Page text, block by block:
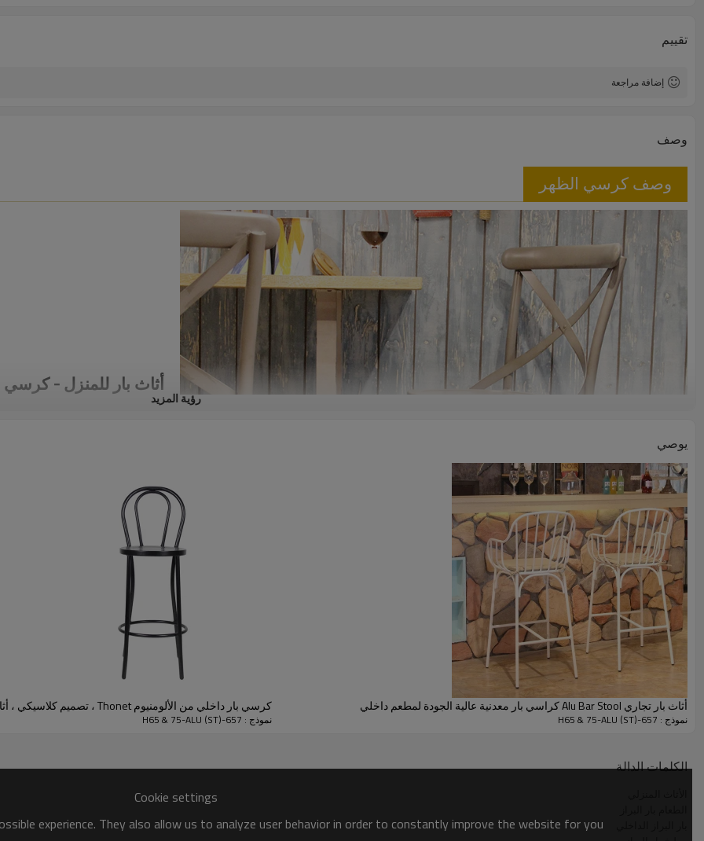
تقييم
إضافة مراجعة
وصف
وصف كرسي الظهر
أثاث بار للمنزل -
●ألومنيوم / فولاذ متين
كلا في الهواء الطلق / داخلي
مقاومة الطقس
75 سم ارتفاع المقعد
رؤية المزيد
يوصي
أثاث بار تجاري Alu Bar Stool كراسي بار معدنية عالية الجودة لمطعم داخلي
نموذج : 657-H65 & 75-ALU (ST)
كرسي بار داخلي من الألومنيوم Thonet ، تصميم كلاسيكي ، أثاث الشرفة ، كرسي بار
نموذج : 657-H65 & 75-ALU (ST)
الكلمات الدالة
Cookie settings
experience. They also allow us to analyze user behavior in order to constantly improve the website for you.